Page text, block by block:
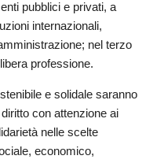
pubblici e privati, a
internazionali,
nel terzo
professione.
e solidale saranno
con attenzione ai
nelle scelte
economico,